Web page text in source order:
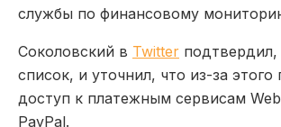
службы по финансовому
Соколовский в Twitter
список, и уточнил, что из-за этого
доступ к платежным сервисам
PayPal.